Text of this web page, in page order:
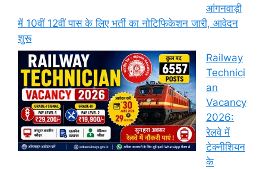
आंगनवाड़ी
में 10वीं 12वीं पास के लिए भर्ती का नोटिफिकेशन जारी, आवेदन
शुरू
Railway
Technici
an
Vacancy
2026:
रेलवे में
टेक्नीशियन
के